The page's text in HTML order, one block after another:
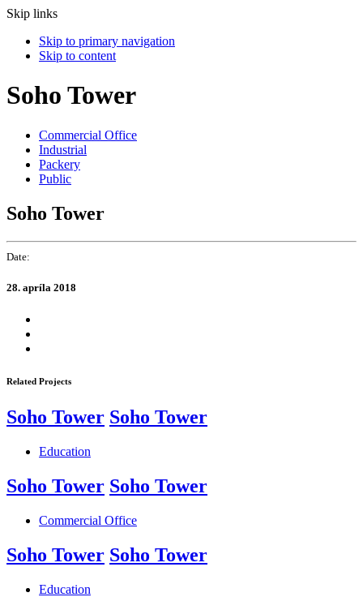
Skip links
Skip to primary navigation
Skip to content
Soho Tower
Commercial Office
Industrial
Packery
Public
Soho Tower
Date:
28. apríla 2018
Related Projects
Soho Tower Soho Tower
Education
Soho Tower Soho Tower
Commercial Office
Soho Tower Soho Tower
Education